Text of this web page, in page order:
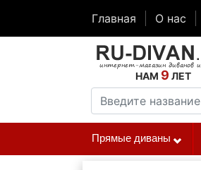
Главная О нас
НАМ 9 ЛЕТ
Прямые диваны